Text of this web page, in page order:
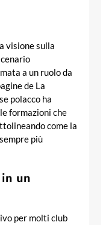
visione sulla
a un ruolo da
de La
polacco ha
formazioni che
come la
più
un
per molti club